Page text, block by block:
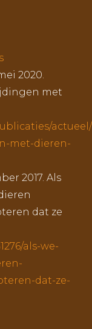
2020.
met
met-dieren-
2017. Als
dat ze
als-we-
dat-ze-